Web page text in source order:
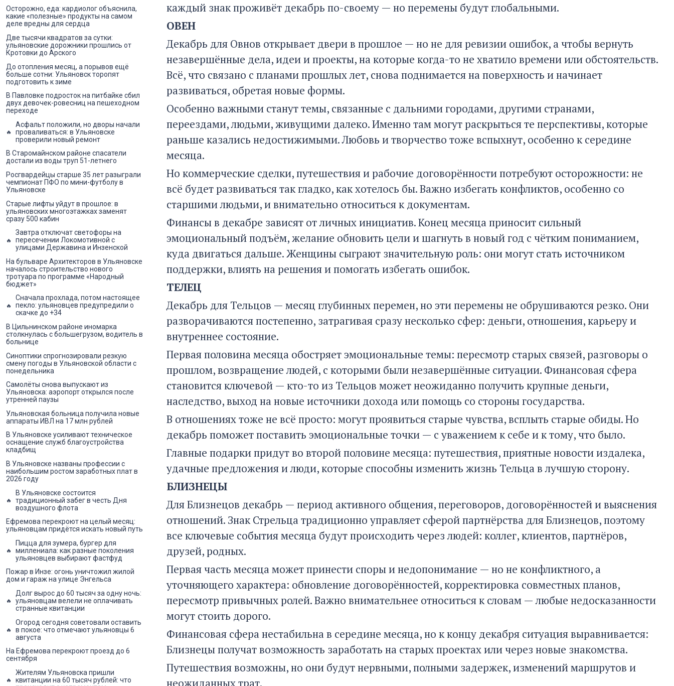
каждый знак проживёт декабрь по-своему — но перемены будут глобальными.
ОВЕН
Декабрь для Овнов открывает двери в прошлое — но не для ревизии ошибок, а чтобы вернуть
незавершённые дела, идеи и проекты, на которые когда-то не хватило времени или обстоятельств.
Всё, что связано с планами прошлых лет, снова поднимается на поверхность и начинает
развиваться, обретая новые формы.
Особенно важными станут темы, связанные с дальними городами, другими странами,
переездами, людьми, живущими далеко. Именно там могут раскрыться те перспективы, которые
раньше казались недостижимыми. Любовь и творчество тоже вспыхнут, особенно к середине
месяца.
Но коммерческие сделки, путешествия и рабочие договорённости потребуют осторожности: не
всё будет развиваться так гладко, как хотелось бы. Важно избегать конфликтов, особенно со
старшими людьми, и внимательно относиться к документам.
Финансы в декабре зависят от личных инициатив. Конец месяца приносит сильный
эмоциональный подъём, желание обновить цели и шагнуть в новый год с чётким пониманием,
куда двигаться дальше. Женщины сыграют значительную роль: они могут стать источником
поддержки, влиять на решения и помогать избегать ошибок.
ТЕЛЕЦ
Декабрь для Тельцов — месяц глубинных перемен, но эти перемены не обрушиваются резко. Они
разворачиваются постепенно, затрагивая сразу несколько сфер: деньги, отношения, карьеру и
внутреннее состояние.
Первая половина месяца обостряет эмоциональные темы: пересмотр старых связей, разговоры о
прошлом, возвращение людей, с которыми были незавершённые ситуации. Финансовая сфера
становится ключевой — кто-то из Тельцов может неожиданно получить крупные деньги,
наследство, выход на новые источники дохода или помощь со стороны государства.
В отношениях тоже не всё просто: могут проявиться старые чувства, всплыть старые обиды. Но
декабрь поможет поставить эмоциональные точки — с уважением к себе и к тому, что было.
Главные подарки придут во второй половине месяца: путешествия, приятные новости издалека,
удачные предложения и люди, которые способны изменить жизнь Тельца в лучшую сторону.
БЛИЗНЕЦЫ
Для Близнецов декабрь — период активного общения, переговоров, договорённостей и выяснения
отношений. Знак Стрельца традиционно управляет сферой партнёрства для Близнецов, поэтому
все ключевые события месяца будут происходить через людей: коллег, клиентов, партнёров,
друзей, родных.
Первая часть месяца может принести споры и недопонимание — но не конфликтного, а
уточняющего характера: обновление договорённостей, корректировка совместных планов,
пересмотр привычных ролей. Важно внимательнее относиться к словам — любые недосказанности
могут стоить дорого.
Финансовая сфера нестабильна в середине месяца, но к концу декабря ситуация выравнивается:
Близнецы получат возможность заработать на старых проектах или через новые знакомства.
Путешествия возможны, но они будут нервными, полными задержек, изменений маршрутов и
Осторожно, еда: кардиолог объяснила,
какие «полезные» продукты на самом
деле вредны для сердца
Две тысячи квадратов за сутки:
ульяновские дорожники прошлись от
Кротовки до Арского
До отопления месяц, а порывов ещё
больше сотни: Ульяновск торопят
подготовить к зиме
В Павловке подросток на питбайке сбил
двух девочек-ровесниц на пешеходном
переходе
Асфальт положили, но дворы начали
проваливаться: в Ульяновске
проверили новый ремонт
В Старомайнском районе спасатели
достали из воды труп 51-летнего
Росгвардейцы старше 35 лет разыграли
чемпионат ПФО по мини-футболу в
Ульяновске
Старые лифты уйдут в прошлое: в
ульяновских многоэтажках заменят
сразу 500 кабин
Завтра отключат светофоры на
пересечении Локомотивной с
улицами Державина и Инзенской
На бульваре Архитекторов в Ульяновске
началось строительство нового
тротуара по программе «Народный
бюджет»
Сначала прохлада, потом настоящее
пекло: ульяновцев предупредили о
скачке до +34
В Цильнинском районе иномарка
столкнулась с большегрузом, водитель в
больнице
Синоптики спрогнозировали резкую
смену погоды в Ульяновской области с
понедельника
Самолёты снова выпускают из
Ульяновска: аэропорт открылся после
утренней паузы
Ульяновская больница получила новые
аппараты ИВЛ на 17 млн рублей
В Ульяновске усиливают техническое
оснащение служб благоустройства
кладбищ
В Ульяновске названы профессии с
наибольшим ростом заработных плат в
2026 году
В Ульяновске состоится
традиционный забег в честь Дня
воздушного флота
Ефремова перекроют на целый месяц:
ульяновцам придётся искать новый путь
Пицца для зумера, бургер для
миллениала: как разные поколения
ульяновцев выбирают фастфуд
Пожар в Инзе: огонь уничтожил жилой
дом и гараж на улице Энгельса
Долг вырос до 60 тысяч за одну ночь:
ульяновцам велели не оплачивать
странные квитанции
Огород сегодня советовали оставить
в покое: что отмечают ульяновцы 6
августа
На Ефремова перекроют проезд до 6
сентября
Жителям Ульяновска пришли
квитанции на 60 тысяч рублей: что